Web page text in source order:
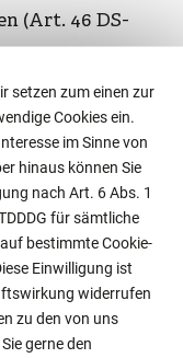
(Art. 46 DS-
Fälle vorliegt
ist nur
wirksamer
sich nach
gewährleistet
setzen zum einen zur
Cookies ein.
im Sinne von
hinaus können Sie
nach Art. 6 Abs. 1
für sämtliche
bestimmte Cookie-
Einwilligung ist
widerrufen
zu den von uns
gerne den